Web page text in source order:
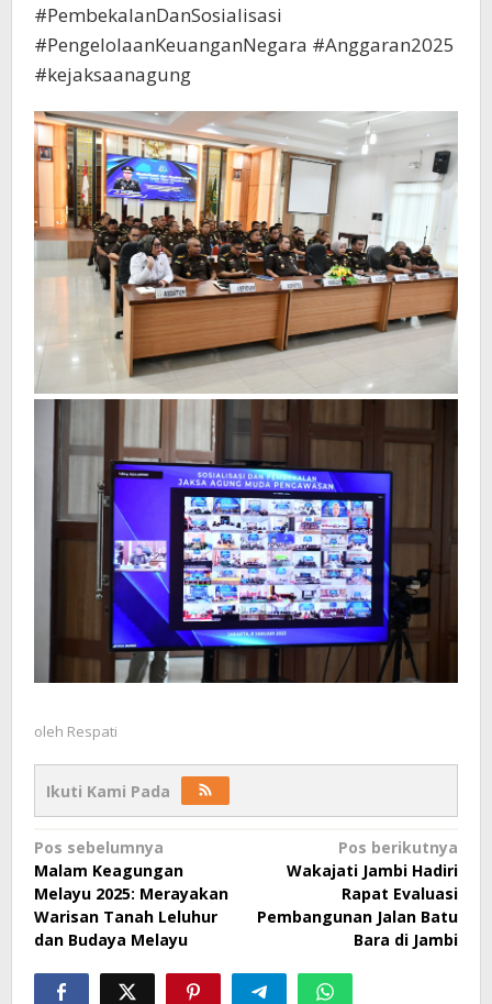
#PembekalanDanSosialisasi
#PengelolaanKeuanganNegara #Anggaran2025
#kejaksaanagung
oleh Respati
Ikuti Kami Pada
Navigasi
pos
Pos sebelumnya
Malam Keagungan
Melayu 2025: Merayakan
Warisan Tanah Leluhur
dan Budaya Melayu
Pos berikutnya
Wakajati Jambi Hadiri
Rapat Evaluasi
Pembangunan Jalan Batu
Bara di Jambi